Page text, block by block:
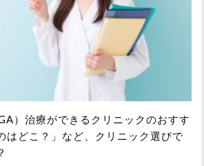
お問い合わせ
）治療ができるクリニックのおすす
はどこ？」など、クリニック選びで
から記事を探す